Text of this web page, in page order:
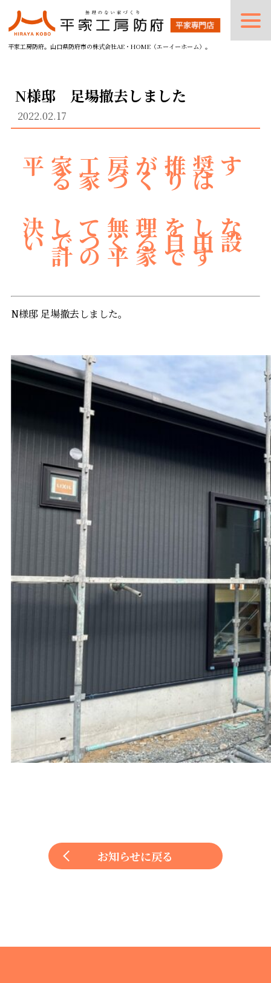
平家工房防府。山口県防府市の株式会社AE・HOME（エーイーホーム）。
N様邸 足場撤去しました
2022.02.17
平家工房が推奨す
る家づくりは
決して無理をしな
いでつくる自由設
計の平家です
N様邸 足場撤去しました。
お知らせに戻る